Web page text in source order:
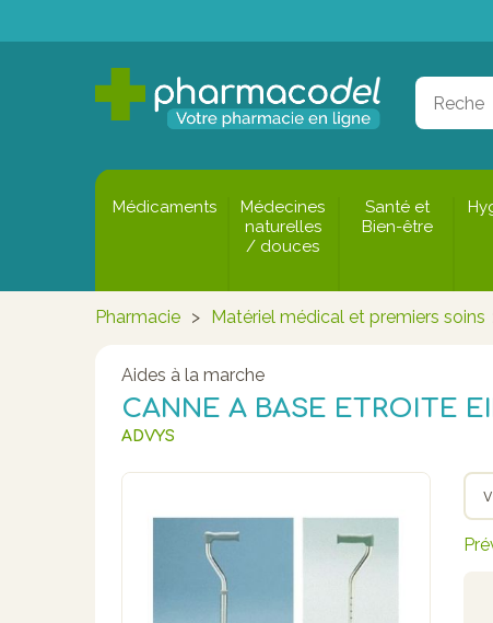
Médicaments
Médecines
naturelles
/ douces
Santé et
Bien-être
Pharmacie > Matériel médical et premiers soins
Aides à la marche
CANNE A BASE ETROITE
ADVYS